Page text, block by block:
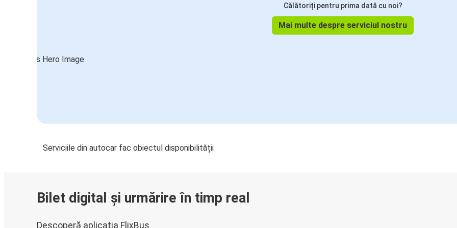
Călătoriți pentru prima dată cu noi?
Mai multe despre serviciul nostru
Serviciile din autocar fac obiectul disponibilității
Bilet digital și urmărire în timp real
Descoperă aplicația FlixBus